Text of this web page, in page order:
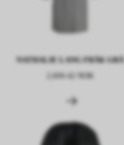
NATHALIE LANG FRÅK GRÅ
2,606.42 NOK